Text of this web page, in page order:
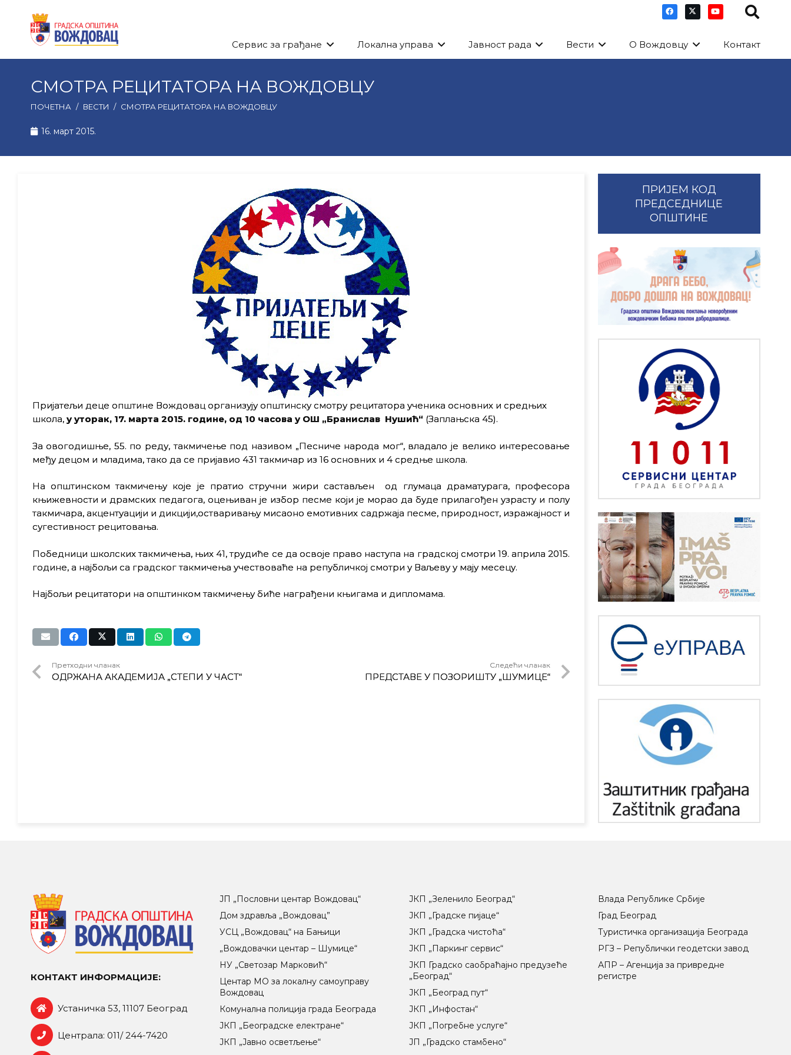
Сервис за грађане Локална управа Јавност рада Вести О Вождовцу Контакт
СМОТРА РЕЦИТАТОРА НА ВОЖДОВЦУ
ПОЧЕТНА / ВЕСТИ / СМОТРА РЕЦИТАТОРА НА ВОЖДОВЦУ
16. март 2015.
Пријатељи деце општине Вождовац организују општинску смотру рецитатора ученика основних и средњих
школа, у уторак, 17. марта 2015. године, од 10 часова у ОШ „Бранислав Нушић“ (Заплањска 45).
За овогодишње, 55. по реду, такмичење под називом „Песниче народа мог“, владало је велико интересовање
међу децом и младима, тако да се пријавио 431 такмичар из 16 основних и 4 средње школа.
На општинском такмичењу које је пратио стручни жири састављен од глумаца драматурага, професора
књижевности и драмских педагога, оцењиван је избор песме који је морао да буде прилагођен узрасту и полу
такмичара, акцентуацији и дикцији,остваривању мисаоно емотивних садржаја песме, природност, изражајност и
сугестивност рецитовања.
Победници школских такмичења, њих 41, трудиће се да освојe право наступа на градској смотри 19. априла 2015.
године, а најбољи са градског такмичења учествоваћe на републичкој смотри у Ваљеву у мају месецу.
Најбољи рецитатори на општинком такмичењу биће награђени књигама и дипломама.
Претходни чланак
ОДРЖАНА АКАДЕМИЈА „СТЕПИ У ЧАСТ“
Следећи чланак
ПРЕДСТАВЕ У ПОЗОРИШТУ „ШУМИЦЕ“
ПРИЈЕМ КОД
ПРЕДСЕДНИЦЕ
ОПШТИНЕ
КОНТАКТ ИНФОРМАЦИЈЕ:
Устаничка 53, 11107 Београд
Централа: 011/ 244-7420
ЈП „Пословни центар Вождовац“
Дом здравља „Вождовац”
УСЦ „Вождовац“ на Бањици
„Вождовачки центар – Шумице“
НУ „Светозар Марковић“
Центар МO за локалну самоуправу
Вождовац
Комунална полиција града Београда
ЈКП „Београдске електране“
ЈКП „Јавно осветљење“
ЈКП „Зеленило Београд“
ЈКП „Градске пијаце“
ЈКП „Градска чистоћа“
ЈКП „Паркинг сервис“
ЈКП Градско саобраћајно предузеће
„Београд“
ЈКП „Београд пут“
ЈКП „Инфостан“
ЈКП „Погребне услуге“
ЈП „Градско стамбено“
Влада Републике Србије
Град Београд
Туристичка организација Београда
РГЗ – Републички геодетски завод
АПР – Агенција за привредне
регистре